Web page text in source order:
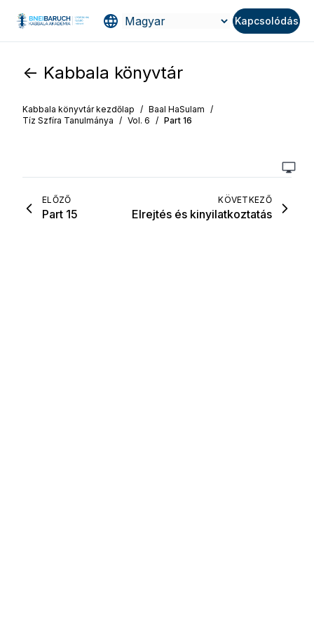
Kapcsolódás
<- Kabbala könyvtár
Kabbala könyvtár kezdőlap / Baal HaSulam /
Tíz Szfíra Tanulmánya / Vol. 6 / Part 16
ELŐZŐ
Part 15
KÖVETKEZŐ
Elrejtés és kinyilatkoztatás